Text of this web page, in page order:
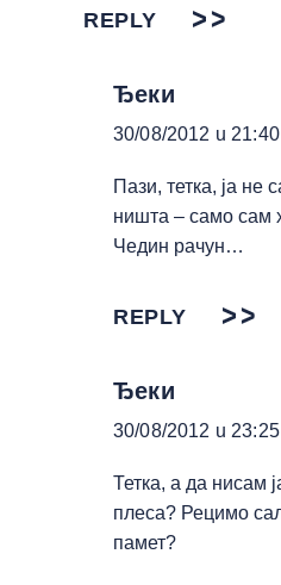
REPLY
Ђеки
30/08/2012 u 21:40
Пази, тетка, ја не
ништа – само сам
Чедин рачун…
REPLY
Ђеки
30/08/2012 u 23:25
Тетка, а да нисам
плеса? Рецимо
памет?